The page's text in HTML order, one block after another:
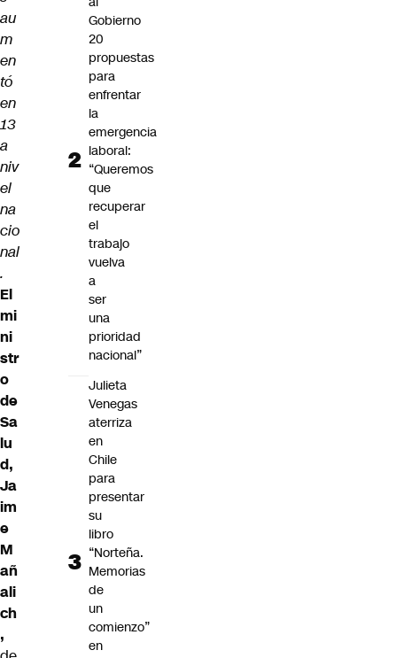
au
m
en
tó
en
13
a
niv
el
na
cio
nal
.
El
mi
ni
str
o
de
Sa
lu
d,
Ja
im
e
M
añ
ali
ch
,
Gobierno
20
propuestas
para
enfrentar
la
emergencia
laboral:
“Queremos
que
recuperar
el
trabajo
vuelva
a
ser
una
prioridad
nacional”
Julieta
Venegas
aterriza
en
Chile
para
presentar
su
libro
“Norteña.
Memorias
de
un
comienzo”
en